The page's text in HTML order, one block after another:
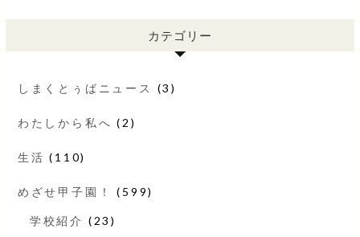
カテゴリー
しまくとぅばニュース (3)
わたしから私へ (2)
生活 (110)
めざせ甲子園！ (599)
学校紹介 (23)